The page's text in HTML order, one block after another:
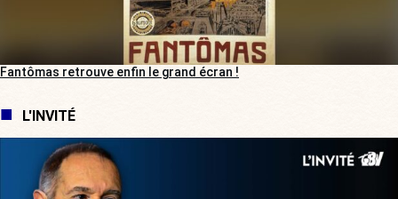
Fantômas retrouve enfin le grand écran !
L'INVITÉ